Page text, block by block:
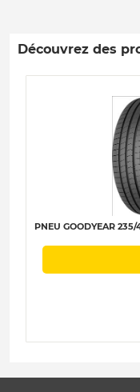
Découvrez des
PNEU GOODYEAR